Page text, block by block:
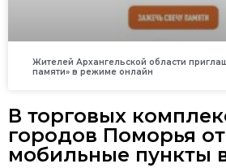
Жителей Архангельской области
памяти» в режиме онлайн
В торговых
городов Поморья
мобильные пункты